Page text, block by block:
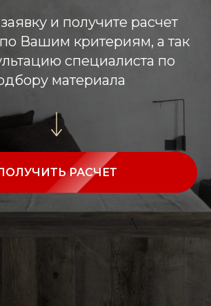
и получите расчет
Вашим критериям, а так
специалиста по
материала
РАСЧЕТ